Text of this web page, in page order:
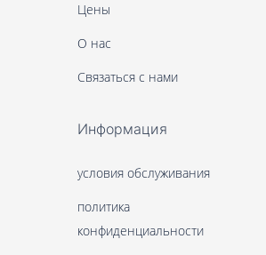
Цены
О нас
Связаться с нами
Информация
условия обслуживания
политика
конфиденциальности